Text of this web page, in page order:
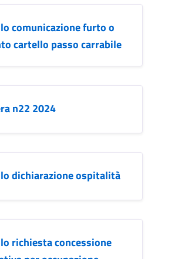
comunicazione furto o
cartello passo carrabile
n22 2024
dichiarazione ospitalità
richiesta concessione